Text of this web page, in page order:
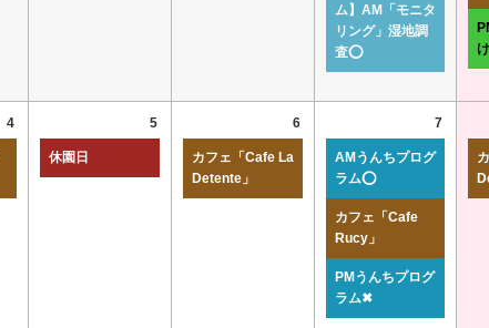
ム】AM「モニタ
リング」湿地調
査⭕
4 5
休園日
6
カフェ「Cafe La
Detente」
7
AMうんちプログ
ラム⭕
カフェ「Cafe
Rucy」
PMうんちプログ
ラム✖